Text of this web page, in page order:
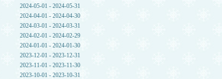
2024-05-01 - 2024-05-31
2024-04-01 - 2024-04-30
2024-03-01 - 2024-03-31
2024-02-01 - 2024-02-29
2024-01-01 - 2024-01-30
2023-12-01 - 2023-12-31
2023-11-01 - 2023-11-30
2023-10-01 - 2023-10-31